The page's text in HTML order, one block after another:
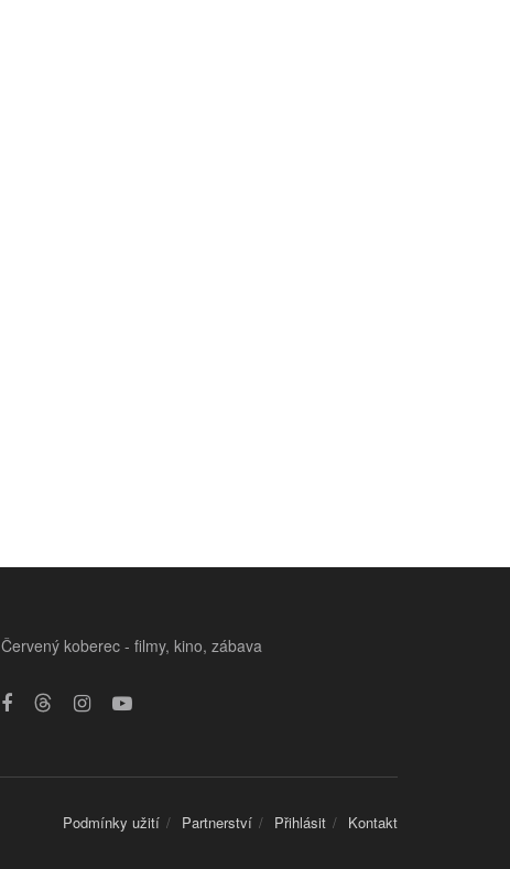
Červený koberec - filmy, kino, zábava
Podmínky užití Partnerství Přihlásit Kontakt